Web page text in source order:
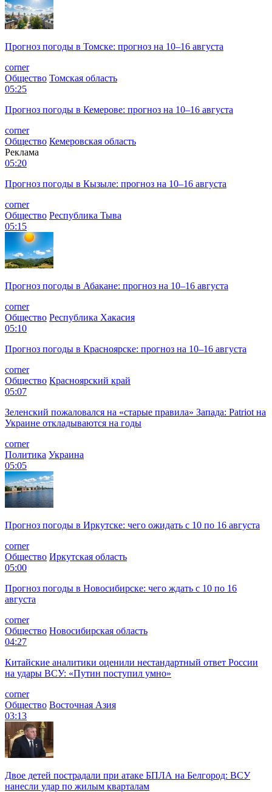
Прогноз погоды в Томске: прогноз на 10–16 августа
corner
Общество Томская область
05:25
Прогноз погоды в Кемерове: прогноз на 10–16 августа
corner
Общество Кемеровская область
Реклама
05:20
Прогноз погоды в Кызыле: прогноз на 10–16 августа
corner
Общество Республика Тыва
05:15
Прогноз погоды в Абакане: прогноз на 10–16 августа
corner
Общество Республика Хакасия
05:10
Прогноз погоды в Красноярске: прогноз на 10–16 августа
corner
Общество Красноярский край
05:07
Зеленский пожаловался на «старые правила» Запада: Patriot на
Украине откладываются на годы
corner
Политика Украина
05:05
Прогноз погоды в Иркутске: чего ожидать с 10 по 16 августа
corner
Общество Иркутская область
05:00
Прогноз погоды в Новосибирске: чего ждать с 10 по 16
августа
corner
Общество Новосибирская область
04:27
Китайские аналитики оценили нестандартный ответ России
на удары ВСУ: «Путин поступил умно»
corner
Общество Восточная Азия
03:13
Двое детей пострадали при атаке БПЛА на Белгород: ВСУ
нанесли удар по жилым кварталам